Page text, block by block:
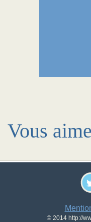
Vous
© 2014 http://